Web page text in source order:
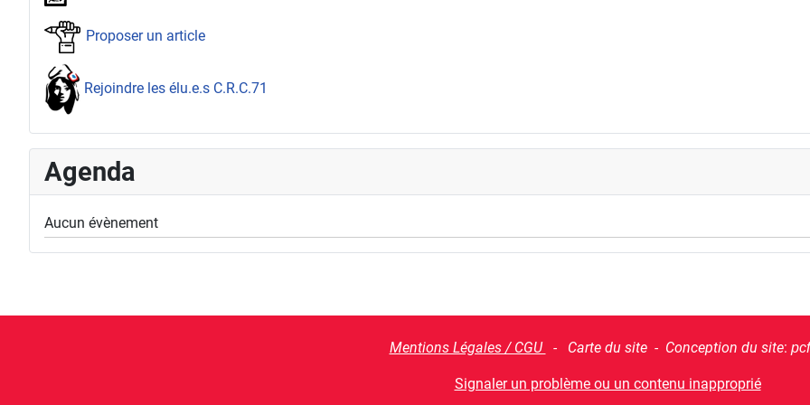
Proposer un article
Rejoindre les élu.e.s C.R.C.71
Agenda
Aucun évènement
Mentions Légales / CGU - Carte du site - Conception du site:
Signaler un problème ou un contenu inapproprié